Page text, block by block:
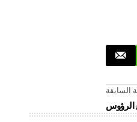
السابقة
الرؤوس